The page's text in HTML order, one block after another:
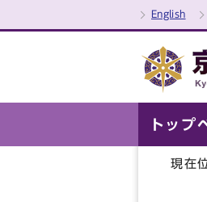
English
トップ
現在